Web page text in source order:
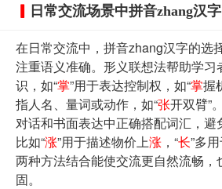
日常交流场景中拼音zhang汉
在日常交流中，拼音zhang汉字的选
注重语义准确。形义联想法帮助学习
识，如“掌”用于表达控制权，如“掌握
指人名、量词或动作，如“张开双臂”
对话和书面表达中正确搭配词汇，避
比如“涨”用于描述物价上涨 ，“长”多
两种方法结合能使交流更自然流畅，
固。